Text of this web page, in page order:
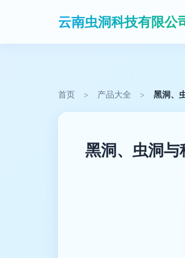
云南虫洞科技有限公
首页 > 产品大全 > 黑洞、
黑洞、虫洞与